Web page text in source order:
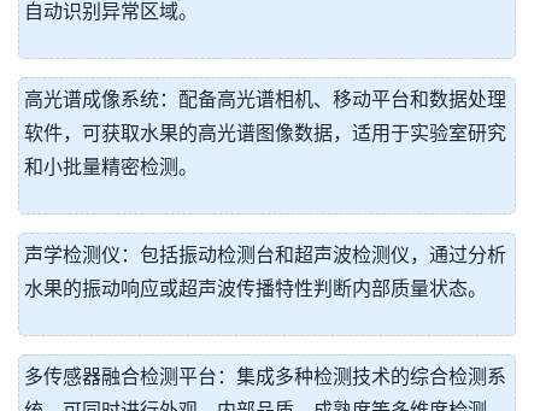
自动识别异常区域。
高光谱成像系统：配备高光谱相机、移动平台和数据处理
软件，可获取水果的高光谱图像数据，适用于实验室研究
和小批量精密检测。
声学检测仪：包括振动检测台和超声波检测仪，通过分析
水果的振动响应或超声波传播特性判断内部质量状态。
多传感器融合检测平台：集成多种检测技术的综合检测系